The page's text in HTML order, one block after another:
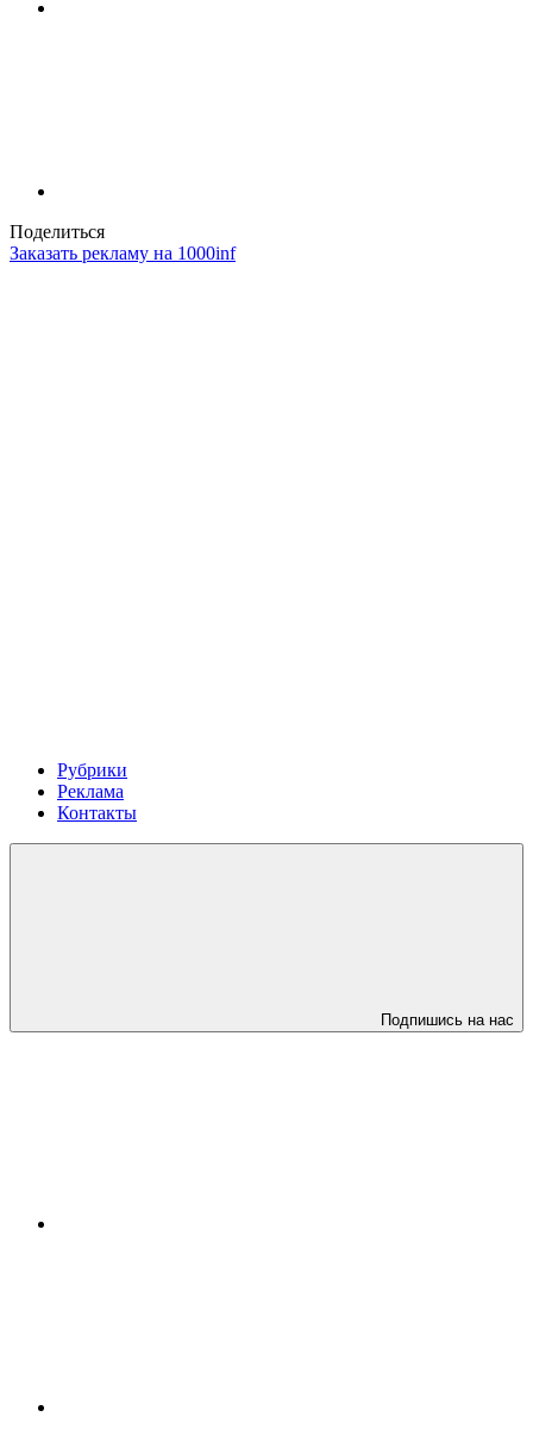
Поделиться
Заказать рекламу на 1000inf
Рубрики
Реклама
Контакты
Подпишись на нас